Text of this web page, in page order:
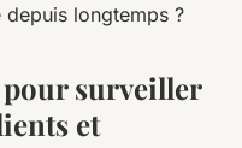
depuis longtemps ?
pour surveiller
et